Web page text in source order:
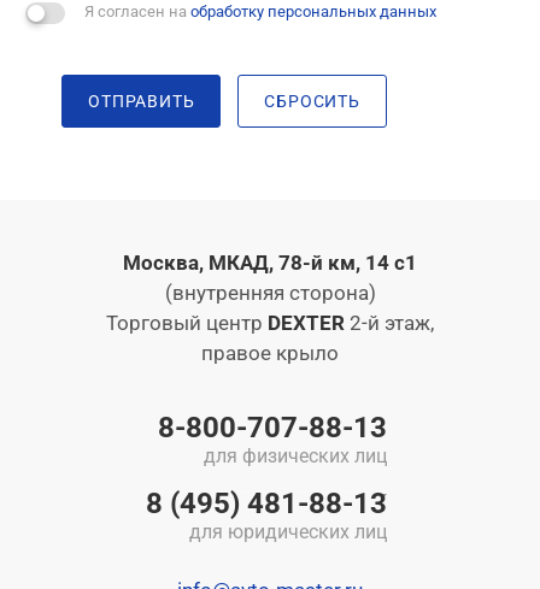
Я согласен на обработку персональных данных
ОТПРАВИТЬ СБРОСИТЬ
Москва, МКАД, 78-й км, 14 с1
(внутренняя сторона)
Торговый центр DEXTER 2-й этаж,
правое крыло
8-800-707-88-13
для физических лиц
8 (495) 481-88-13
для юридических лиц